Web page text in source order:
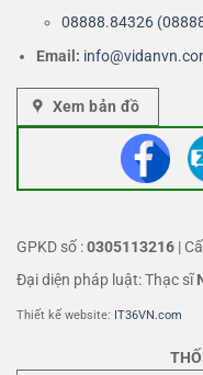
08888.84326
Email: info@vidanvn.
Xem bản đồ
GPKD số :0305113216 |
Đại diện pháp luật: Thạc sĩ
Thiết kế website: IT36VN.com